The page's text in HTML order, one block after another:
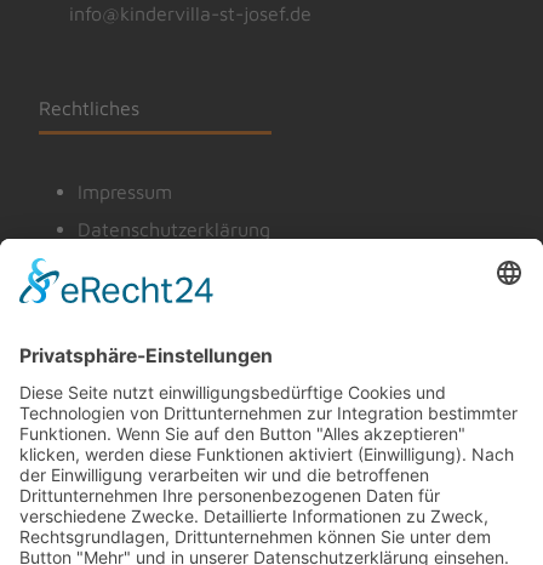
info@kindervilla-st-josef.de
Rechtliches
Impressum
Datenschutzerklärung
© 2026 Kindergarten - Kindervilla St. Josef, Helmstadt
Powered byminigrafix Media, Helmstadt
Wir benötigen Ihre Zustimmung, um
den Google Maps-Service zu laden!